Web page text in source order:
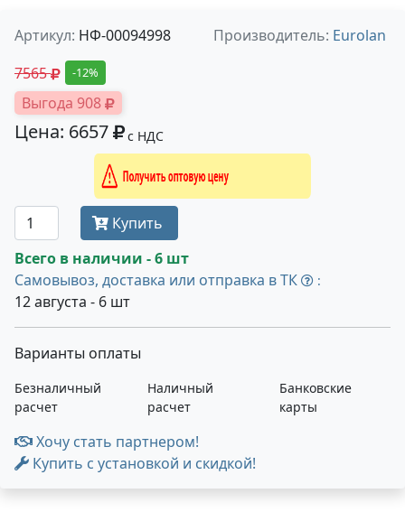
Артикул: НФ-00094998 Производитель: Eurolan
7565
-12%
Выгода 908
Цена: 6657 с НДС
Получить оптовую цену
Купить
Всего в наличии - 6 шт
Самовывоз, доставка или отправка в ТК
:
12 августа - 6 шт
Варианты оплаты
Безналичный
расчет
Наличный
расчет
Банковские
карты
Хочу стать партнером!
Купить с установкой и скидкой!